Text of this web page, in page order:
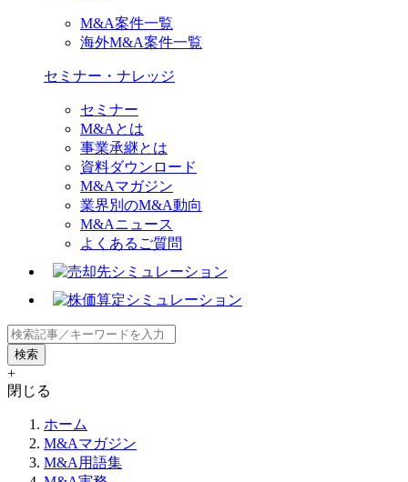
M&A案件一覧
海外M&A案件一覧
セミナー・ナレッジ
セミナー
M&Aとは
事業承継とは
資料ダウンロード
M&Aマガジン
業界別のM&A動向
M&Aニュース
よくあるご質問
+
閉じる
ホーム
M&Aマガジン
M&A用語集